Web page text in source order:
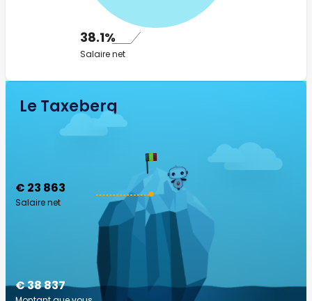
38.1%
Salaire net
Le Taxeberg
€ 23 863
Salaire net
€ 38 837